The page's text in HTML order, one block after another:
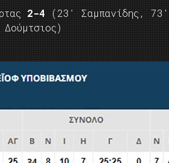
2-4 (23′ Σαμπανίδης,